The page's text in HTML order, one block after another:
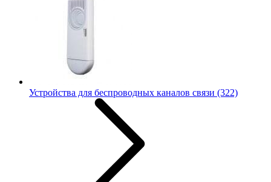
Устройства для беспроводных каналов связи (322)